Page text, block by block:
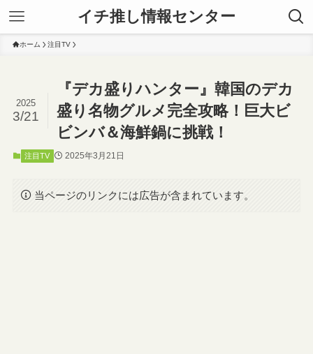
イチ推し情報センター
ホーム 注目TV
『デカ盛りハンター』韓国のデカ
盛り名物グルメ完全攻略！巨大ビ
ビンバ＆海鮮鍋に挑戦！
2025
3/21
注目TV 2025年3月21日
当ページのリンクには広告が含まれています。